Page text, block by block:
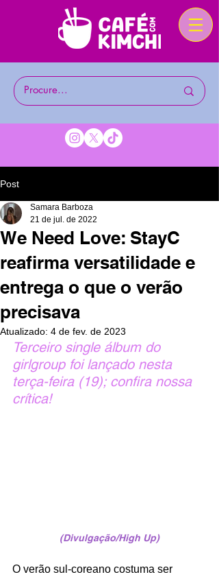
Post
We Need Love: StayC
reafirma versatilidade e
entrega o que o verão
precisava
Samara Barboza
21 de jul. de 2022
Atualizado: 4 de fev. de 2023
Terceiro single álbum do
girlgroup foi lançado nesta
terça-feira (19); confira nossa
crítica!
(Divulgação/High Up)
O verão sul-coreano costuma ser